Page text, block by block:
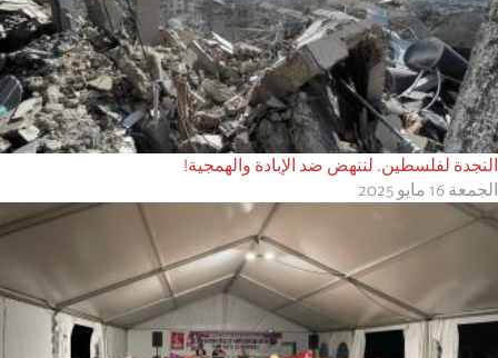
النجدة لفلسطين. لننهض ضد الإبادة والهمجية!
الجمعة 16 مايو 2025